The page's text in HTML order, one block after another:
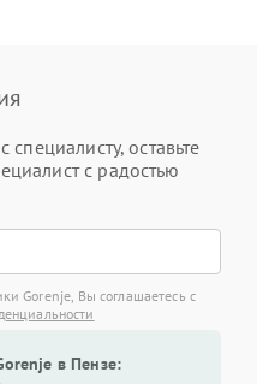
специалисту, оставьте
с радостью
Gorenje, Вы соглашаетесь с
в Пензе: